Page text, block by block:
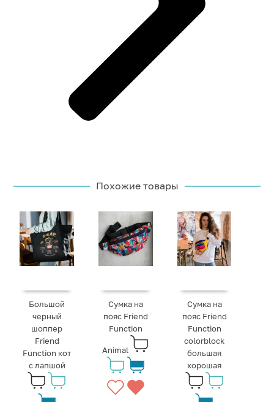
Похожие товары
Большой
черный
шоппер
Friend
Function кот
с лапшой
Сумка на
пояс Friend
Function
Animal
Сумка на
пояс Friend
Function
colorblock
большая
хорошая